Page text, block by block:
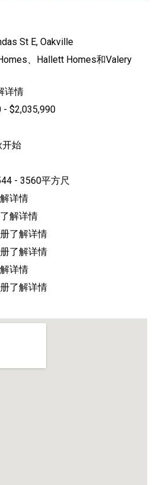
St E, Oakville
、Hallett Homes和Valery
详情
$2,035,990
始
- 3560平方尺
详情
解详情
了解详情
了解详情
详情
了解详情